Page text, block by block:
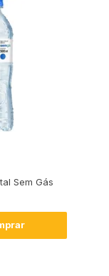
Sem Gás